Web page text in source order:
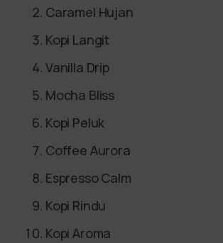
Caramel Hujan
Kopi Langit
Vanilla Drip
Mocha Bliss
Kopi Peluk
Coffee Aurora
Espresso Calm
Kopi Rindu
Kopi Aroma